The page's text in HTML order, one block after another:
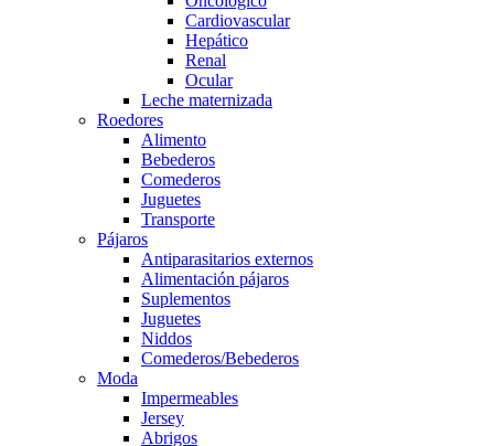
Cardiovascular
Hepático
Renal
Ocular
Leche maternizada
Roedores
Alimento
Bebederos
Comederos
Juguetes
Transporte
Pájaros
Antiparasitarios externos
Alimentación pájaros
Suplementos
Juguetes
Niddos
Comederos/Bebederos
Moda
Impermeables
Jersey
Abrigos